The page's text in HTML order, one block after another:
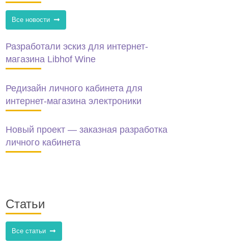
Все новости
Разработали эскиз для интернет-
магазина Libhof Wine
Редизайн личного кабинета для
интернет-магазина электроники
Новый проект — заказная разработка
личного кабинета
Статьи
Все статьи